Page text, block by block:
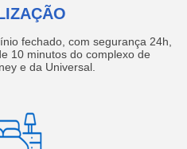
fechado, com segurança 24h,
10 minutos do complexo de
e da Universal.